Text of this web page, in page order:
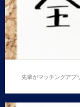
先輩がマッチングアプ